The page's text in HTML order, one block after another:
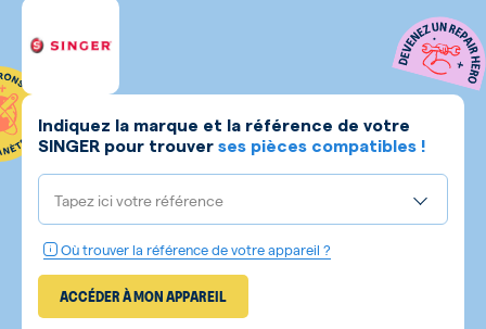
Indiquez la marque et la référence de votre
SINGER pour trouver ses pièces compatibles !
Tapez ici votre référence
Où trouver la référence de votre appareil ?
ACCÉDER À MON APPAREIL